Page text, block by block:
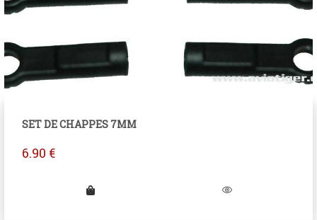
SET DE CHAPPES 7MM
6.90 €